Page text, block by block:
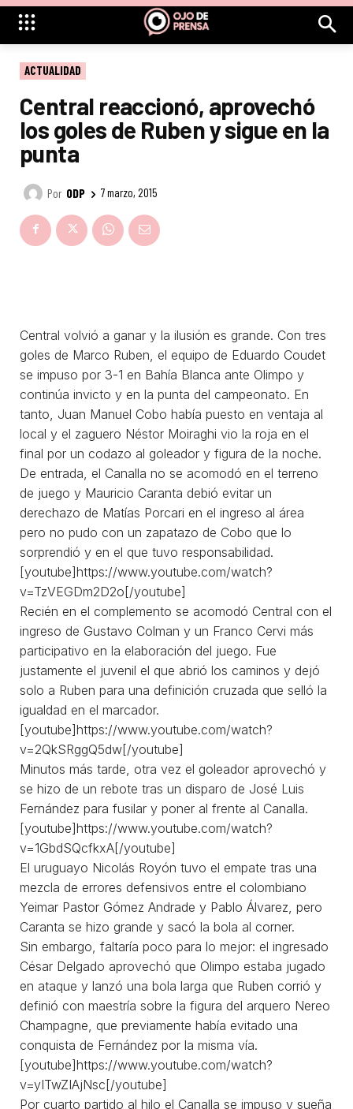
ACTUALIDAD
Central reaccionó, aprovechó
los goles de Ruben y sigue en la
punta
Por ODP 7 marzo, 2015
Central volvió a ganar y la ilusión es grande. Con tres
goles de Marco Ruben, el equipo de Eduardo Coudet
se impuso por 3-1 en Bahía Blanca ante Olimpo y
continúa invicto y en la punta del campeonato. En
tanto, Juan Manuel Cobo había puesto en ventaja al
local y el zaguero Néstor Moiraghi vio la roja en el
final por un codazo al goleador y figura de la noche.
De entrada, el Canalla no se acomodó en el terreno
de juego y Mauricio Caranta debió evitar un
derechazo de Matías Porcari en el ingreso al área
pero no pudo con un zapatazo de Cobo que lo
sorprendió y en el que tuvo responsabilidad.
[youtube]https://www.youtube.com/watch?
v=TzVEGDm2D2o[/youtube]
Recién en el complemento se acomodó Central con el
ingreso de Gustavo Colman y un Franco Cervi más
participativo en la elaboración del juego. Fue
justamente el juvenil el que abrió los caminos y dejó
solo a Ruben para una definición cruzada que selló la
igualdad en el marcador.
[youtube]https://www.youtube.com/watch?
v=2QkSRggQ5dw[/youtube]
Minutos más tarde, otra vez el goleador aprovechó y
se hizo de un rebote tras un disparo de José Luis
Fernández para fusilar y poner al frente al Canalla.
[youtube]https://www.youtube.com/watch?
v=1GbdSQcfkxA[/youtube]
El uruguayo Nicolás Royón tuvo el empate tras una
mezcla de errores defensivos entre el colombiano
Yeimar Pastor Gómez Andrade y Pablo Álvarez, pero
Caranta se hizo grande y sacó la bola al corner.
Sin embargo, faltaría poco para lo mejor: el ingresado
César Delgado aprovechó que Olimpo estaba jugado
en ataque y lanzó una bola larga que Ruben corrió y
definió con maestría sobre la figura del arquero Nereo
Champagne, que previamente había evitado una
conquista de Fernández por la misma vía.
[youtube]https://www.youtube.com/watch?
v=yITwZIAjNsc[/youtube]
Por cuarto partido al hilo el Canalla se impuso y sueña